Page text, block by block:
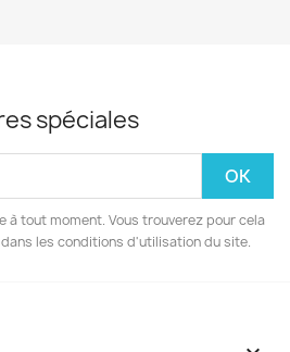
spéciales
à tout moment. Vous trouverez pour cela
les conditions d'utilisation du site.